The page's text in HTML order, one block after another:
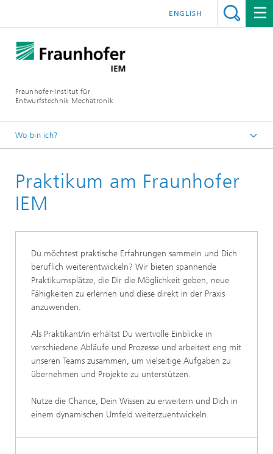
Fraunhofer-Institut für
Entwurfstechnik Mechatronik
ENGLISH
Wo bin ich?
Karriere
Praktikum am Fraunhofer
IEM
Du möchtest praktische Erfahrungen sammeln und Dich
beruflich weiterentwickeln? Wir bieten spannende
Praktikumsplätze, die Dir die Möglichkeit geben, neue
Fähigkeiten zu erlernen und diese direkt in der Praxis
anzuwenden.
Als Praktikant/in erhältst Du wertvolle Einblicke in
verschiedene Abläufe und Prozesse und arbeitest eng mit
unseren Teams zusammen, um vielseitige Aufgaben zu
übernehmen und Projekte zu unterstützen.
Nutze die Chance, Dein Wissen zu erweitern und Dich in
einem dynamischen Umfeld weiterzuentwickeln.